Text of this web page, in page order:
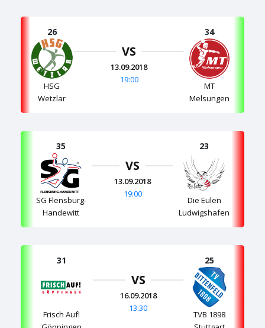
26
HSG
Wetzlar
VS
13.09.2018
19:00
34
MT
Melsungen
35
SG Flensburg-
Handewitt
VS
13.09.2018
19:00
23
Die Eulen
Ludwigshafen
31
Frisch Auf!
VS
16.09.2018
13:30
25
TVB 1898